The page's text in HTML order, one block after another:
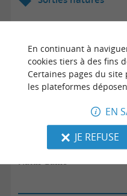
Natur'Game
En continuant à
cookies tiers à des fins
Certaines pages du site
les plateformes
EN
JE REFUSE